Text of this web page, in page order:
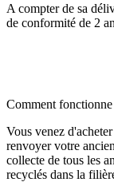
A compter de sa
de conformité de 2
Comment
Vous venez
renvoyer votre
collecte de tous les
recyclés dans la